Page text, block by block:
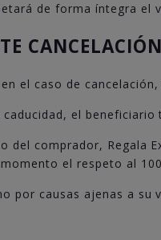
de forma íntegra
el caso de
el
del comprador, Regala
el respeto al
por causas ajenas a